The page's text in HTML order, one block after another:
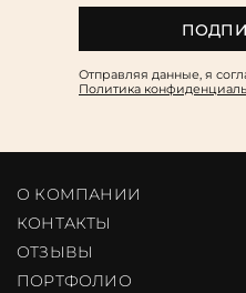
Отправляя данные, я
Политика
О КОМПАНИИ
КОНТАКТЫ
ОТЗЫВЫ
ПОРТФОЛИО